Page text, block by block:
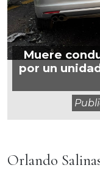
Muere
por un
Orlando